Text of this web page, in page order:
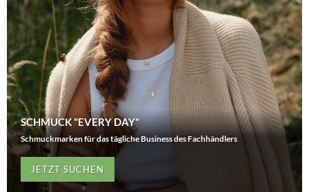
SCHMUCK "EVERY DAY"
Schmuckmarken für das tägliche Business des Fachhändlers
JETZT SUCHEN